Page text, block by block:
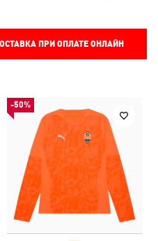
ПРИ ОПЛАТЕ ОНЛАЙН
-50%